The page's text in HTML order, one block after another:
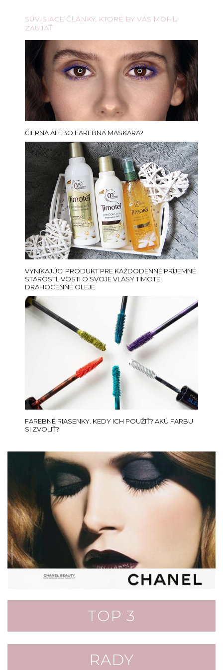
SÚVISIACE ČLÁNKY, KTORÉ BY VÁS MOHLI
ZAUJAŤ
ČIERNA ALEBO FAREBNÁ MASKARA?
VYNIKAJÚCI PRODUKT PRE KAŽDODENNÉ PRÍJEMNÉ
STAROSTLIVOSTI O SVOJE VLASY TIMOTEI
DRAHOCENNÉ OLEJE
FAREBNÉ RIASENKY. KEDY ICH POUŽIŤ? AKÚ FARBU
SI ZVOLIŤ?
TOP 3
RADY